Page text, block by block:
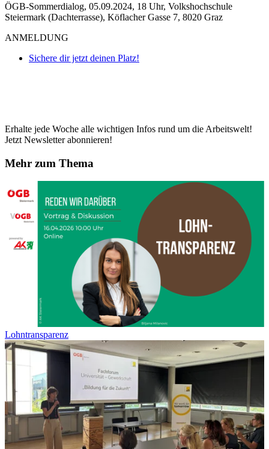
ÖGB-Sommerdialog, 05.09.2024, 18 Uhr, Volkshochschule
Steiermark (Dachterrasse), Köflacher Gasse 7, 8020 Graz
ANMELDUNG
Sichere dir jetzt deinen Platz!
Erhalte jede Woche alle wichtigen Infos rund um die Arbeitswelt!
Jetzt Newsletter abonnieren!
Mehr zum Thema
Lohntransparenz